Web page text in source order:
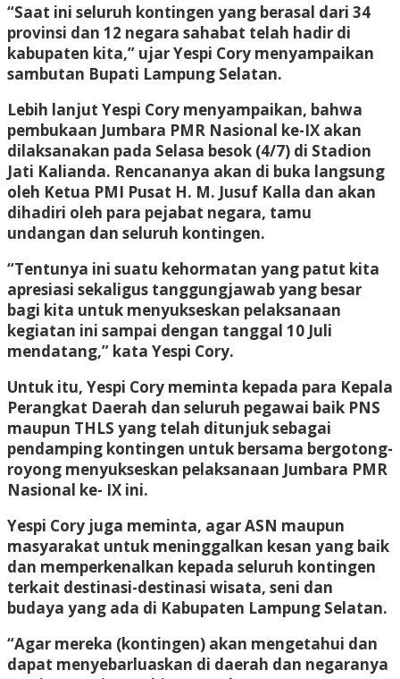
“Saat ini seluruh kontingen yang berasal dari 34
provinsi dan 12 negara sahabat telah hadir di
kabupaten kita,” ujar Yespi Cory menyampaikan
sambutan Bupati Lampung Selatan.
Lebih lanjut Yespi Cory menyampaikan, bahwa
pembukaan Jumbara PMR Nasional ke-IX akan
dilaksanakan pada Selasa besok (4/7) di Stadion
Jati Kalianda. Rencananya akan di buka langsung
oleh Ketua PMI Pusat H. M. Jusuf Kalla dan akan
dihadiri oleh para pejabat negara, tamu
undangan dan seluruh kontingen.
“Tentunya ini suatu kehormatan yang patut kita
apresiasi sekaligus tanggungjawab yang besar
bagi kita untuk menyukseskan pelaksanaan
kegiatan ini sampai dengan tanggal 10 Juli
mendatang,” kata Yespi Cory.
Untuk itu, Yespi Cory meminta kepada para Kepala
Perangkat Daerah dan seluruh pegawai baik PNS
maupun THLS yang telah ditunjuk sebagai
pendamping kontingen untuk bersama bergotong-
royong menyukseskan pelaksanaan Jumbara PMR
Nasional ke- IX ini.
Yespi Cory juga meminta, agar ASN maupun
masyarakat untuk meninggalkan kesan yang baik
dan memperkenalkan kepada seluruh kontingen
terkait destinasi-destinasi wisata, seni dan
budaya yang ada di Kabupaten Lampung Selatan.
“Agar mereka (kontingen) akan mengetahui dan
dapat menyebarluaskan di daerah dan negaranya